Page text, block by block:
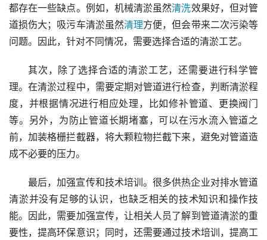
都存在一些缺点。例如，机械清淤虽然清洗效果好，但对管
道损伤大；吸污车清淤虽然清理方便，但会带来二次污染等
问题。因此，针对不同情况，需要选择合适的清淤工艺。
其次，除了选择合适的清淤工艺，还需要进行科学管
理。在清淤过程中，需要定期对管道进行检查，判断清淤程
度，并根据情况进行相应处理，比如修补管道、更换阀门
等。另外，为防止管道长期堵塞，可以在污水流入管道之
前，加装格栅拦截器，将大颗粒物拦截下来，避免对管道造
成不必要的压力。
最后，加强宣传和技术培训。很多供热企业对排水管道
清淤并没有足够的认识，也缺乏相关的技术知识和操作技
能。因此，需要加强宣传，让相关人员了解到管道清淤的重
要性，提高环保意识；同时，还需要通过技术培训，提高工